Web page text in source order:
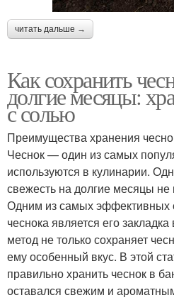
читать дальше →
Как сохранить
долгие месяцы:
с солью
Преимущества хранения
Чеснок — один из самых
используются в кулинарии.
свежесть на долгие месяцы не
Одним из самых эффективных
чеснока является его
метод не только сохраняет
ему особенный вкус. В этой
правильно хранить чеснок в
оставался свежим и